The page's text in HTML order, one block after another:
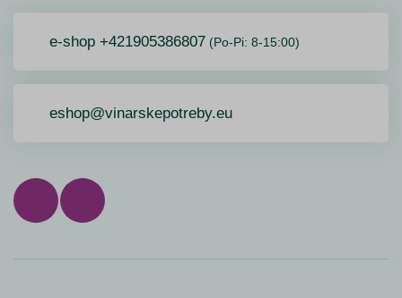
e-shop +421905386807 (Po-Pi: 8-15:00)
eshop@vinarskepotreby.eu